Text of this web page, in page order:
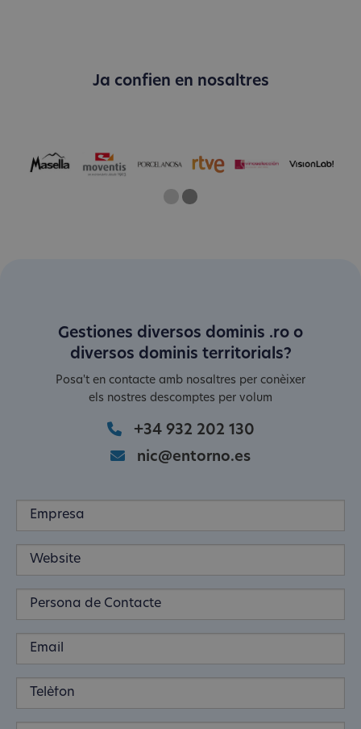
Ja confien en nosaltres
One
Current Slide
Two
Gestiones diversos dominis .ro o
diversos dominis territorials?
Posa't en contacte amb nosaltres per conèixer
els nostres descomptes per volum
+34 932 202 130
nic@entorno.es